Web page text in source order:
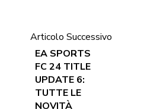
Articolo Successivo
EA SPORTS
FC 24 TITLE
UPDATE 6:
TUTTE LE
NOVITÀ